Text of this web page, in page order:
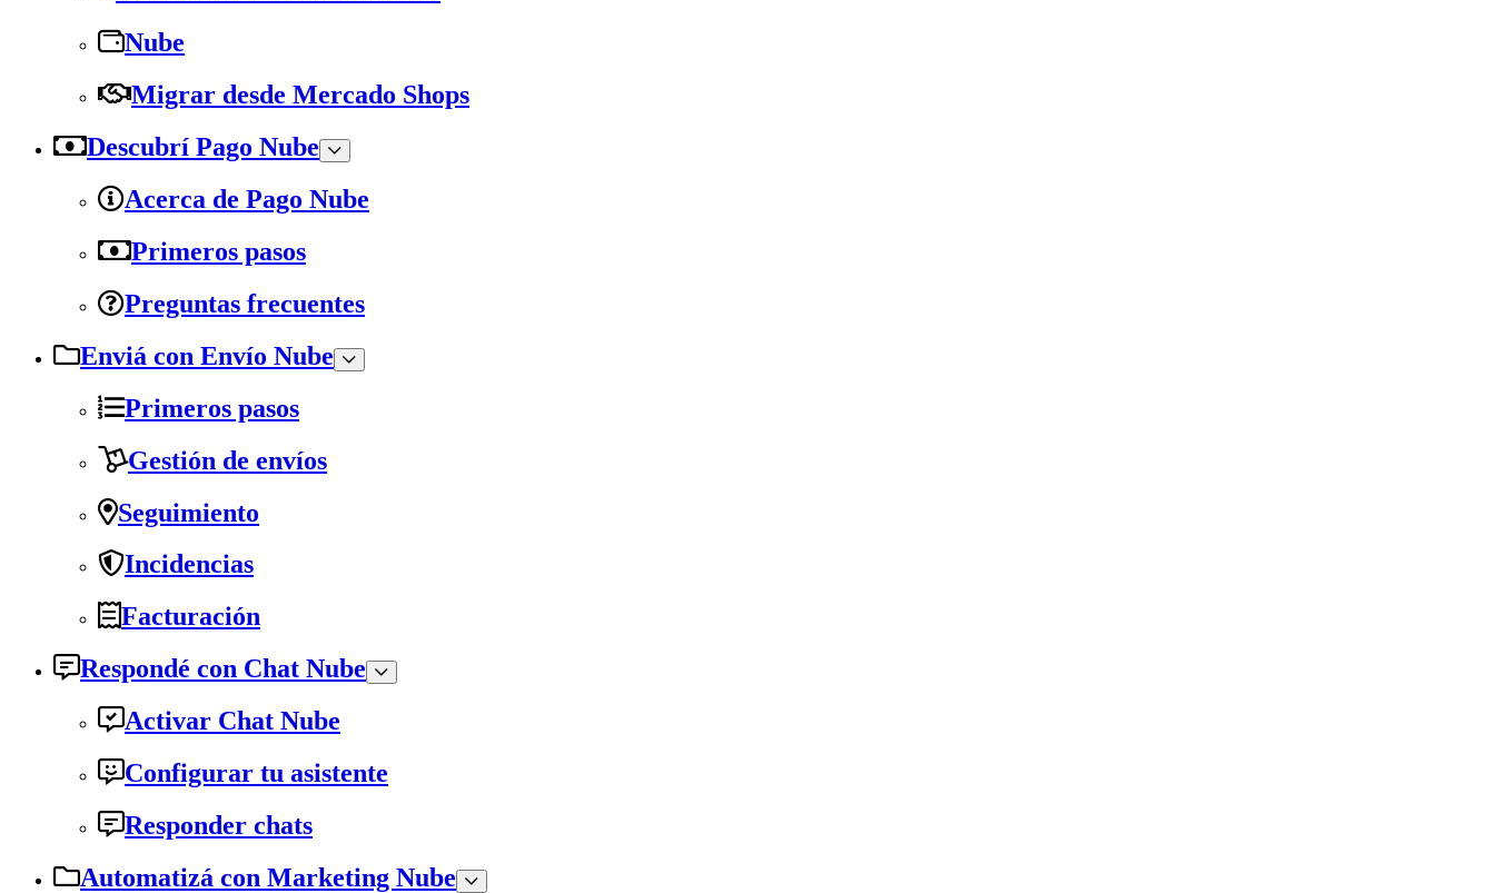
Nube
Migrar desde Mercado Shops
Descubrí Pago Nube
Acerca de Pago Nube
Primeros pasos
Preguntas frecuentes
Enviá con Envío Nube
Primeros pasos
Gestión de envíos
Seguimiento
Incidencias
Facturación
Respondé con Chat Nube
Activar Chat Nube
Configurar tu asistente
Responder chats
Automatizá con Marketing Nube